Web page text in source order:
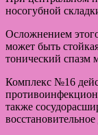
носогубной
Осложнением
может быть
тонический спазм
Комплекс №16
также
восстановительное